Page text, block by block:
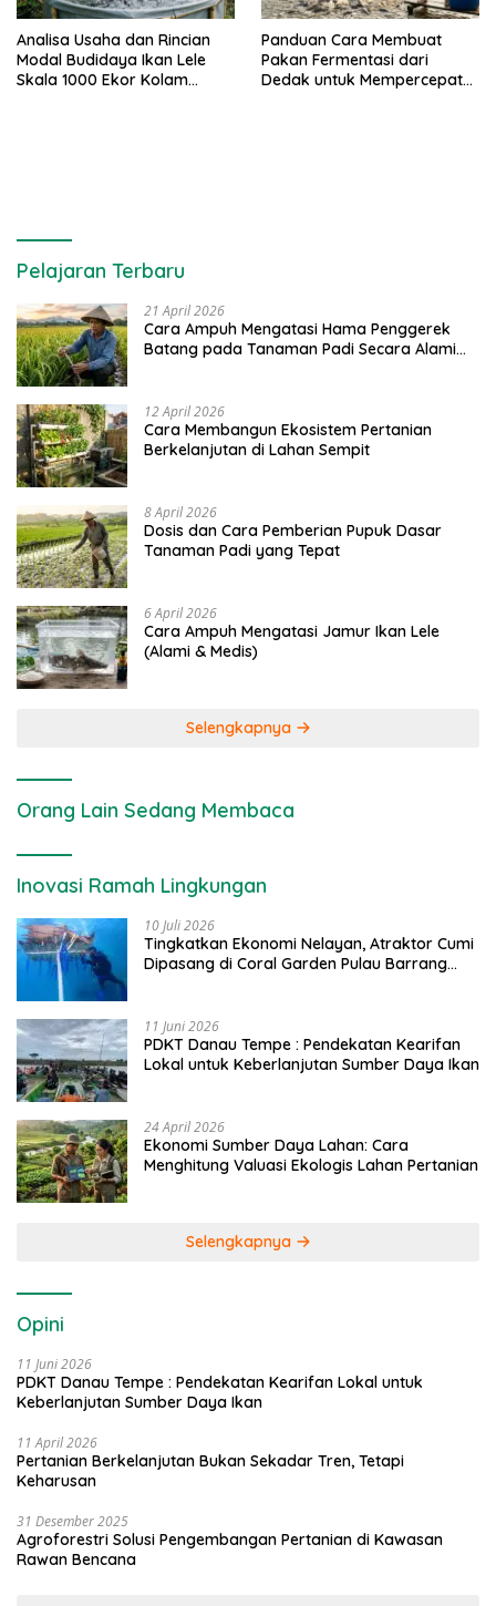
Analisa Usaha dan Rincian
Modal Budidaya Ikan Lele
Skala 1000 Ekor Kolam
Panduan Cara Membuat
Pakan Fermentasi dari
Dedak untuk Mempercepat
Pelajaran Terbaru
21 April 2026
Cara Ampuh Mengatasi Hama Penggerek
Batang pada Tanaman Padi Secara Alami
12 April 2026
Cara Membangun Ekosistem Pertanian
Berkelanjutan di Lahan Sempit
8 April 2026
Dosis dan Cara Pemberian Pupuk Dasar
Tanaman Padi yang Tepat
6 April 2026
Cara Ampuh Mengatasi Jamur Ikan Lele
(Alami & Medis)
Selengkapnya
Orang Lain Sedang Membaca
Inovasi Ramah Lingkungan
10 Juli 2026
Tingkatkan Ekonomi Nelayan, Atraktor Cumi
Dipasang di Coral Garden Pulau Barrang
11 Juni 2026
PDKT Danau Tempe : Pendekatan Kearifan
Lokal untuk Keberlanjutan Sumber Daya Ikan
24 April 2026
Ekonomi Sumber Daya Lahan: Cara
Menghitung Valuasi Ekologis Lahan Pertanian
Selengkapnya
Opini
11 Juni 2026
PDKT Danau Tempe : Pendekatan Kearifan Lokal untuk
Keberlanjutan Sumber Daya Ikan
11 April 2026
Pertanian Berkelanjutan Bukan Sekadar Tren, Tetapi
Keharusan
31 Desember 2025
Agroforestri Solusi Pengembangan Pertanian di Kawasan
Rawan Bencana